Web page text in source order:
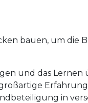
bauen, um die
und das
in